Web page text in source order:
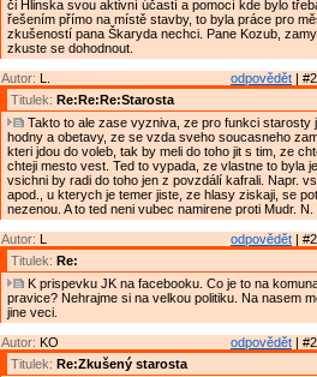
či Hlinska svou aktivní účastí a pomocí kde bylo
řešením přímo na místě stavby, to byla práce pro
zkušeností pana Škaryda nechci. Pane Kozub,
zkuste se dohodnout.
odpovědět |
Autor: L.
Titulek: Re:Re:Re:Starosta
Takto to ale zase vyzniva, ze pro funkci starosty
hodny a obetavy, ze se vzda sveho soucasneho
kteri jdou do voleb, tak by meli do toho jit s tim, ze
chteji mesto vest. Ted to vypada, ze vlastne to byla
vsichni by radi do toho jen z povzdálí kafrali. Napr.
apod., u kterych je temer jiste, ze hlasy ziskaji, se
nezenou. A to ted neni vubec namirene proti Mudr. N.
odpovědět |
Autor: L
Titulek: Re:
K prispevku JK na facebooku. Co je to na
pravice? Nehrajme si na velkou politiku. Na nasem
jine veci.
odpovědět |
Autor: KO
Titulek: Re:Zkušený starosta